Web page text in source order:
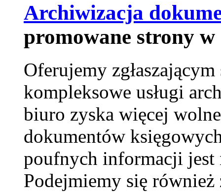
Archiwizacja
promowane strony
Oferujemy
kompleksowe usługi
biuro zyska więcej
dokumentów
poufnych informacji jest
Podejmiemy się